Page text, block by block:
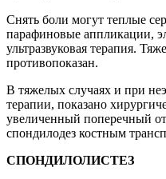
Снять боли могут теплые
парафиновые аппликации,
ультразвуковая терапия.
противопоказан.
В тяжелых случаях и при
терапии, показано
увеличенный поперечный
спондилодез костным
СПОНДИЛОЛИСТЕЗ